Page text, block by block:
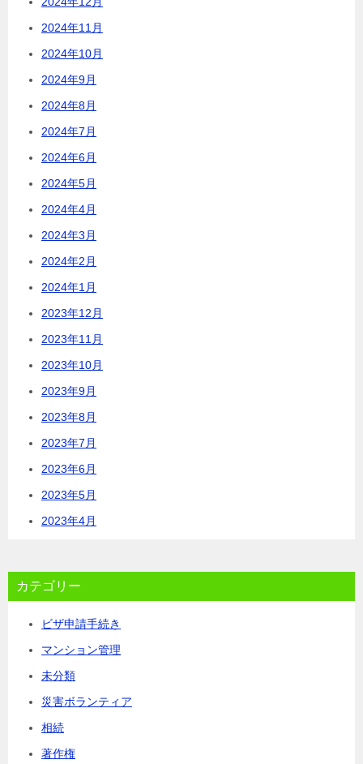
2024年11月
2024年10月
2024年9月
2024年8月
2024年7月
2024年6月
2024年5月
2024年4月
2024年3月
2024年2月
2024年1月
2023年12月
2023年11月
2023年10月
2023年9月
2023年8月
2023年7月
2023年6月
2023年5月
2023年4月
カテゴリー
ビザ申請手続き
マンション管理
未分類
災害ボランティア
相続
著作権